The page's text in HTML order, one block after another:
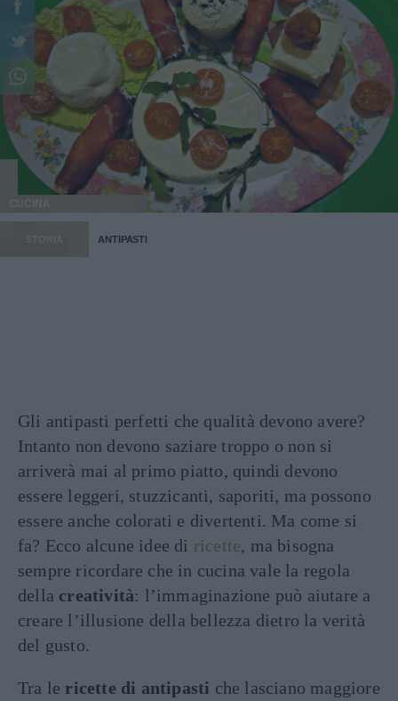
CUCINA
STORIA ANTIPASTI
Gli antipasti perfetti che qualità devono avere?
Intanto non devono saziare troppo o non si
arriverà mai al primo piatto, quindi devono
essere leggeri, stuzzicanti, saporiti, ma possono
essere anche colorati e divertenti. Ma come si
fa? Ecco alcune idee di ricette, ma bisogna
sempre ricordare che in cucina vale la regola
della creatività: l’immaginazione può aiutare a
creare l’illusione della bellezza dietro la verità
del gusto.
Tra le ricette di antipasti che lasciano maggiore